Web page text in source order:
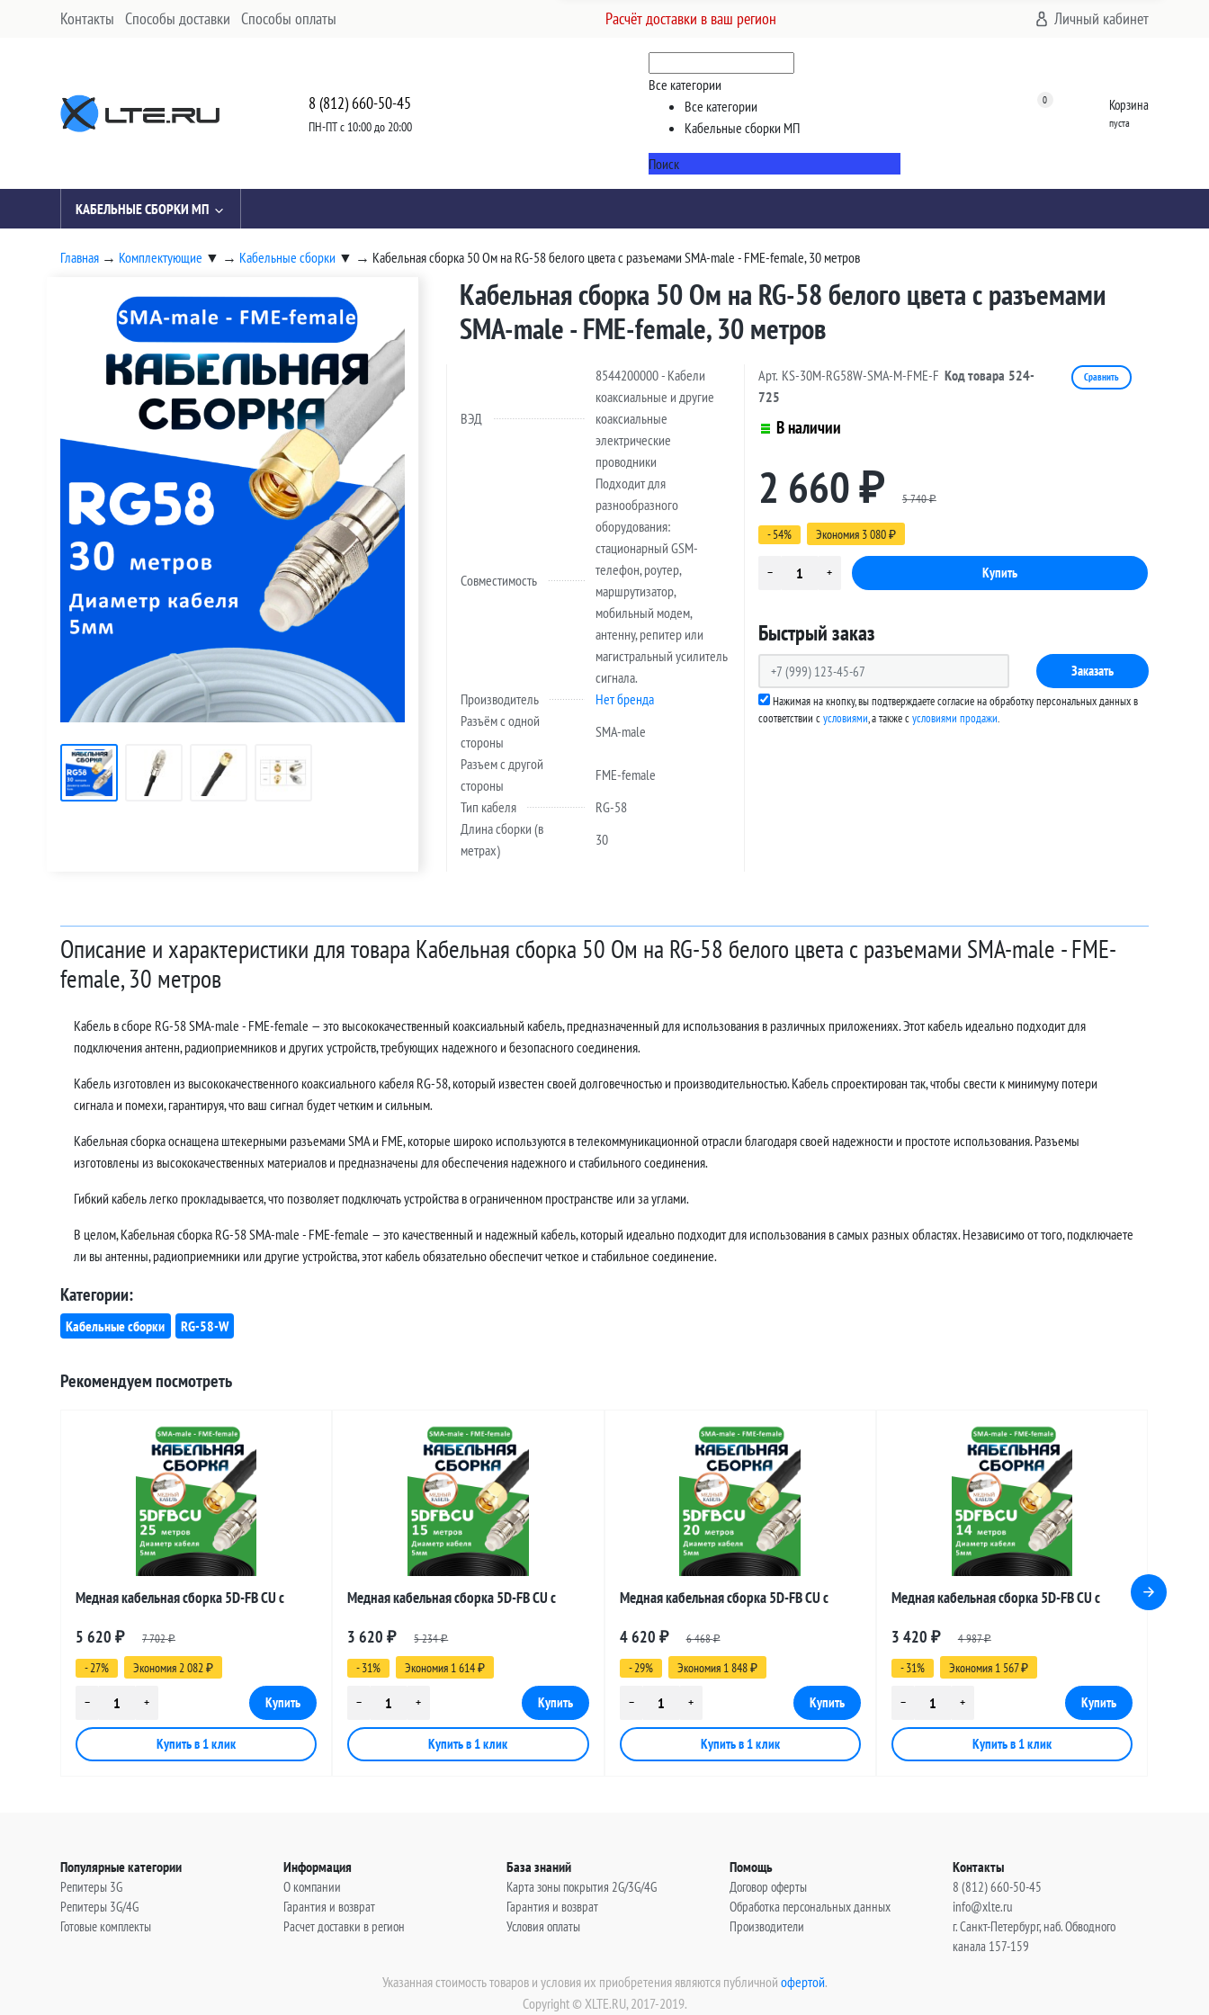
Контакты Способы доставки Способы оплаты Расчёт доставки в ваш регион Личный кабинет
8 (812) 660-50-45
ПН-ПТ с 10:00 до 20:00
Все категории
Все категории
Кабельные сборки МП
Поиск
0 Корзина
пуста
КАБЕЛЬНЫЕ СБОРКИ МП
Главная → Комплектующие ▼ → Кабельные сборки ▼ → Кабельная сборка 50 Ом на RG-58 белого цвета с разъемами SMA-male - FME-female, 30 метров
Кабельная сборка 50 Ом на RG-58 белого цвета с разъемами
SMA-male - FME-female, 30 метров
ВЭД
8544200000 - Кабели
коаксиальные и другие
коаксиальные
электрические
проводники
Совместимость
Подходит для
разнообразного
оборудования:
стационарный GSM-
телефон, роутер,
маршрутизатор,
мобильный модем,
антенну, репитер или
магистральный усилитель
сигнала.
Производитель
Нет бренда
Разъём с одной
стороны
SMA-male
Разъем с другой
стороны
FME-female
Тип кабеля
RG-58
Длина сборки (в
метрах)
30
Арт. KS-30M-RG58W-SMA-M-FME-F Код товара 524-
725
Сравнить
В наличии
2 660 ₽ 5 740₽
- 54% Экономия 3 080 ₽
Быстрый заказ
Заказать
Нажимая на кнопку, вы подтверждаете согласие на обработку персональных данных в
соответствии сусловиями, а также cусловиями продажи.
Описание и характеристики для товара Кабельная сборка 50 Ом на RG-58 белого цвета с разъемами SMA-male - FME-
female, 30 метров
Кабель в сборе RG-58 SMA-male - FME-female — это высококачественный коаксиальный кабель, предназначенный для использования в различных приложениях. Этот кабель идеально подходит для
подключения антенн, радиоприемников и других устройств, требующих надежного и безопасного соединения.
Кабель изготовлен из высококачественного коаксиального кабеля RG-58, который известен своей долговечностью и производительностью. Кабель спроектирован так, чтобы свести к минимуму потери
сигнала и помехи, гарантируя, что ваш сигнал будет четким и сильным.
Кабельная сборка оснащена штекерными разъемами SMA и FME, которые широко используются в телекоммуникационной отрасли благодаря своей надежности и простоте использования. Разъемы
изготовлены из высококачественных материалов и предназначены для обеспечения надежного и стабильного соединения.
Гибкий кабель легко прокладывается, что позволяет подключать устройства в ограниченном пространстве или за углами.
В целом, Кабельная сборка RG-58 SMA-male - FME-female — это качественный и надежный кабель, который идеально подходит для использования в самых разных областях. Независимо от того, подключаете
ли вы антенны, радиоприемники или другие устройства, этот кабель обязательно обеспечит четкое и стабильное соединение.
Категории:
Кабельные сборки RG-58-W
Рекомендуем посмотреть
Медная кабельная сборка 5D-FB CU с
метров
5 620 ₽ 7 702₽
- 27% Экономия 2 082 ₽
Медная кабельная сборка 5D-FB CU с
метров
3 620₽ 5 234₽
- 31% Экономия 1 614₽
Медная кабельная сборка 5D-FB CU с
метров
4 620 ₽ 6 468₽
- 29% Экономия 1 848 ₽
Медная кабельная сборка 5D-FB CU с
метров
3 420 ₽ 4 987₽
- 31% Экономия 1 567 ₽
Популярные категории
Репитеры 3G
Репитеры 3G/4G
Готовые комплекты
Информация
О компании
Гарантия и возврат
Расчет доставки в регион
База знаний
Карта зоны покрытия 2G/3G/4G
Гарантия и возврат
Условия оплаты
Помощь
Договор оферты
Обработка персональных данных
Производители
Контакты
8 (812) 660-50-45
info@xlte.ru
г. Санкт-Петербург, наб. Обводного
канала 157-159
Указанная стоимость товаров и условия их приобретения являются публичной офертой.
Copyright © XLTE.RU, 2017-2019.